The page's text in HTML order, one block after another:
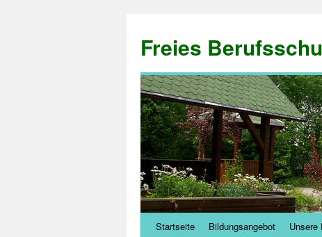
springen
Freies
Startseite Bildungsangebot Unsere